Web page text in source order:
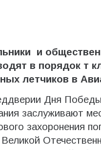
и
в порядок т
летчиков в
Дня
заслуживают
захоронения